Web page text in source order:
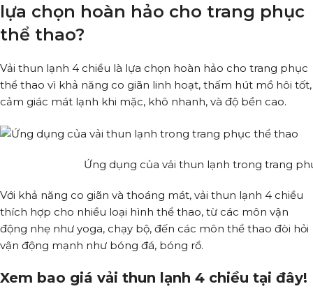
lựa chọn hoàn hảo cho trang phục
thể thao?
Vải thun lạnh 4 chiều là lựa chọn hoàn hảo cho trang phục
thể thao vì khả năng co giãn linh hoạt, thấm hút mồ hôi tốt,
cảm giác mát lạnh khi mặc, khô nhanh, và độ bền cao.
Ứng dụng của vải thun lạnh trong trang
Với khả năng co giãn và thoáng mát, vải thun lạnh 4 chiều
thích hợp cho nhiều loại hình thể thao, từ các môn vận
động nhẹ như yoga, chạy bộ, đến các môn thể thao đòi hỏi
vận động mạnh như bóng đá, bóng rổ.
Xem bao giá vải thun lạnh 4 chiều tại đây!